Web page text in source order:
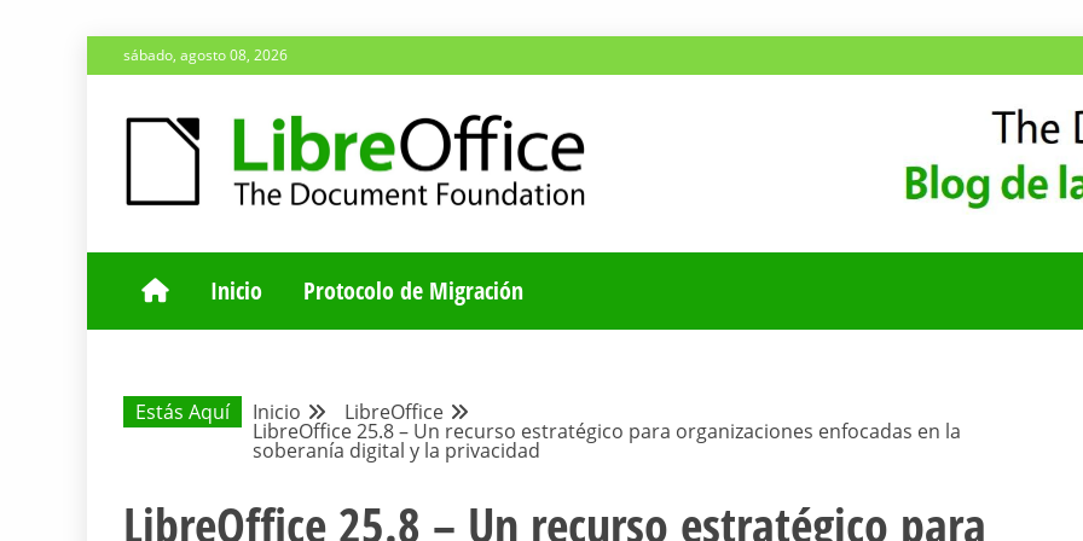
Saltar
al
sábado, agosto 08, 2026
BLOG DE LA COMUNIDAD
Inicio Protocolo de Migración
Estás Aquí Inicio LibreOffice
LibreOffice 25.8 – Un recurso estratégico para organizaciones enfocadas en la
soberanía digital y la privacidad
LibreOffice 25.8 – Un recurso estratégico para